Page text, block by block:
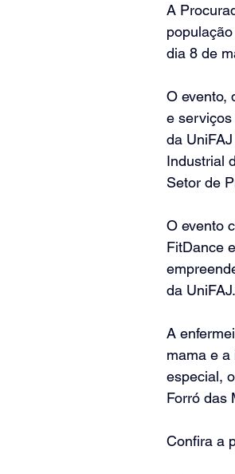
A
dia 8 de
O evento,
e
da
Industrial
Setor de
O evento
FitDance
da UniFAJ.
A
mama e a
especial,
Forró das
Confira a